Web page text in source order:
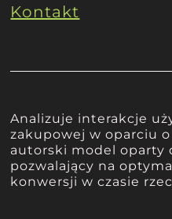
Kontakt
Analizuje interakcje
zakupowej w oparciu o
autorski model oparty
pozwalający na
konwersji w czasie